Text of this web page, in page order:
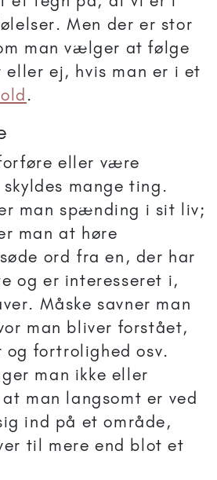
Men der er stor
man vælger at følge
eller ej, hvis man er i et
.
eller være
mange ting.
man spænding i sit liv;
man at høre
ord fra en, der har
og er interesseret i,
Måske savner man
man bliver forstået,
og fortrolighed osv.
man ikke eller
man langsomt er ved
ind på et område,
til mere end blot et